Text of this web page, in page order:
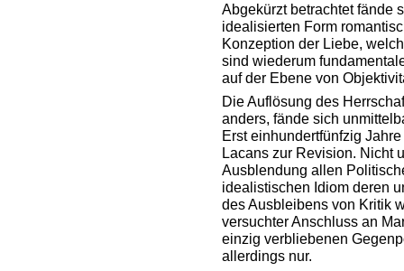
Abgekürzt betrachtet fände
idealisierten Form
Konzeption der Liebe,
sind wiederum
auf der Ebene von
Die Auflösung des
anders, fände sich
Erst einhundertfünfzig
Lacans zur Revision. Nicht
Ausblendung allen
idealistischen Idiom deren
des Ausbleibens von Kritik
versuchter Anschluss an
einzig verbliebenen
allerdings nur.